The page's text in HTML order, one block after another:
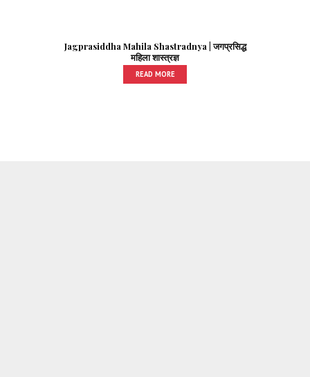
Jagprasiddha Mahila Shastradnya | जगप्रसिद्ध
महिला शास्त्रज्ञ
READ MORE